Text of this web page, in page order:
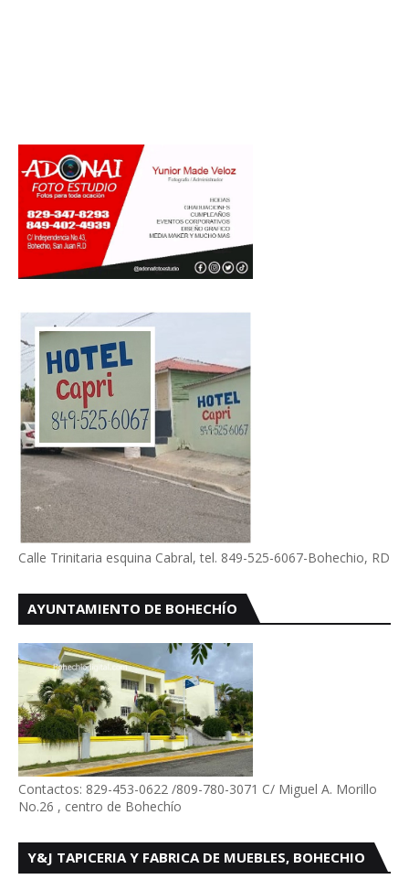
Calle Trinitaria esquina Cabral, tel. 849-525-6067-Bohechio, RD
AYUNTAMIENTO DE BOHECHÍO
Contactos: 829-453-0622 /809-780-3071 C/ Miguel A. Morillo
No.26 , centro de Bohechío
Y&J TAPICERIA Y FABRICA DE MUEBLES, BOHECHIO